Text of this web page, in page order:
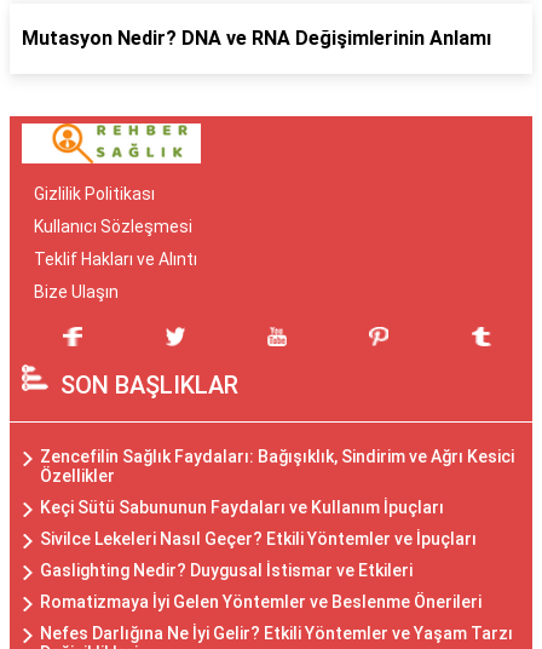
Mutasyon Nedir? DNA ve RNA Değişimlerinin Anlamı
Gizlilik Politikası
Kullanıcı Sözleşmesi
Teklif Hakları ve Alıntı
Bize Ulaşın
SON BAŞLIKLAR
Zencefilin Sağlık Faydaları: Bağışıklık, Sindirim ve Ağrı Kesici
Özellikler
Keçi Sütü Sabununun Faydaları ve Kullanım İpuçları
Sivilce Lekeleri Nasıl Geçer? Etkili Yöntemler ve İpuçları
Gaslighting Nedir? Duygusal İstismar ve Etkileri
Romatizmaya İyi Gelen Yöntemler ve Beslenme Önerileri
Nefes Darlığına Ne İyi Gelir? Etkili Yöntemler ve Yaşam Tarzı